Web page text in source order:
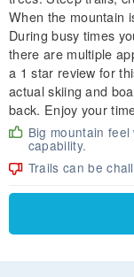
When the mountain
During busy times
there are multiple
a 1 star review for
actual skiing and
back. Enjoy your
Big mountain
capability.
Trails can be